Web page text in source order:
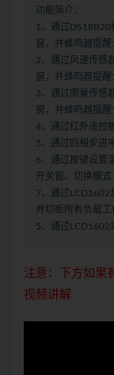
功能简介：
1、通过
窗，并蜂鸣器提醒
2、通过风速传感
窗，并蜂鸣器提醒
3、通过雨量传感
窗，并蜂鸣器提醒
4、通过红外遥控
5、通过四相步进
6、通过按键设置
开关窗、切换模式
7、通过LCD1602
并切断所有负载工
5、通过LCD1602
注意：下方如果
视频讲解